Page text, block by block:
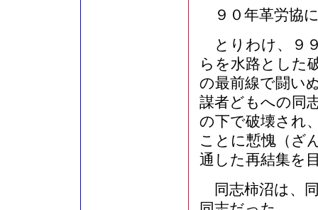
９０年革労協
とりわけ、９
らを水路とした
の最前線で闘い
謀者どもへの同
の下で破壊され
ことに慙愧（ざ
通した再結集を
同志柿沼は、